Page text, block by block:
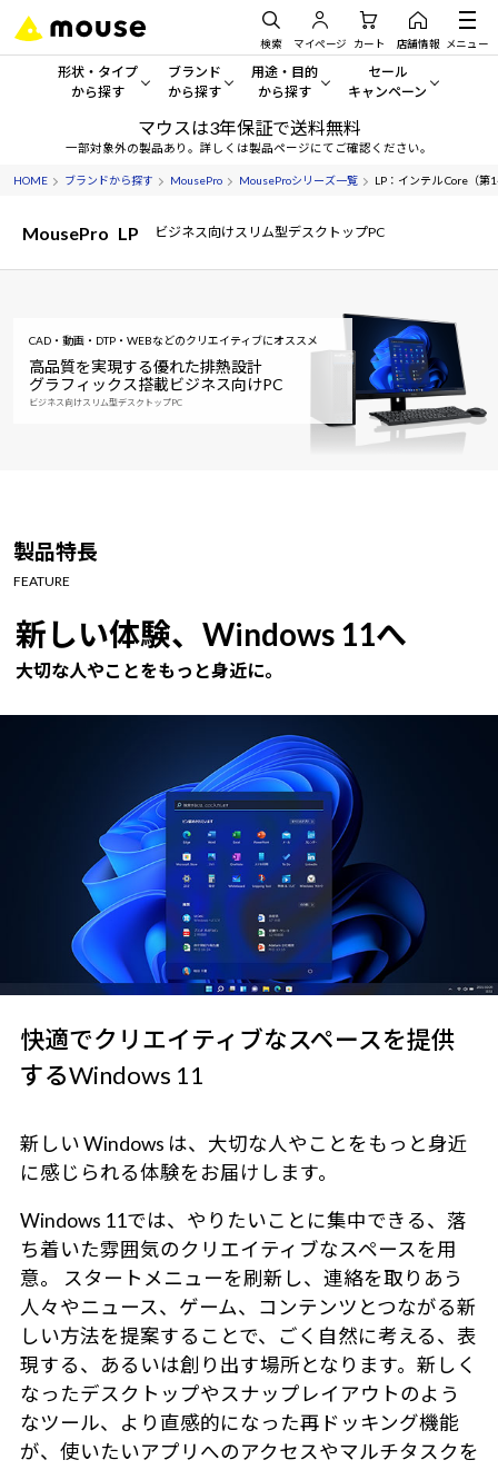
検索 マイページ カート 店舗情報 メニュー
形状・タイプ
から探す
形状・タイプから探す をすべてみる
デスクトップPC
ノートPC
サーバー
ワークステーション
ブランド
から探す
mouse
G TUNE
NEXTGEAR
MousePro
iiyama
用途・目的
から探す
一般向けパソコン
ゲーミングPC・ゲーム向けパソコン
クリエイティブ向け
学習向けパソコン
スペック/パーツ別
セール
キャンペーン
セール・キャンペー
期間限定セール
おすすめ目玉パソコン
今イチオシのパソコンをピ
Windows 11|Copilot+ PC
マウスは3年保証で送料無料
一部対象外の製品あり。詳しくは製品ページにてご確認ください。
HOME ブランドから探す MousePro MouseProシリーズ一覧 LP：インテル Core（第
MousePro LP ビジネス向けスリム型デスクトップPC
CAD・動画・DTP・WEBなどのクリエイティブにオススメ
高品質を実現する優れた排熱設計
グラフィックス搭載ビジネス向けPC
ビジネス向けスリム型デスクトップPC
製品特長
FEATURE
新しい体験、Windows 11へ
大切な人やことをもっと身近に。
快適でクリエイティブなスペースを提供
するWindows 11
新しい Windows は、大切な人やことをもっと身近
に感じられる体験をお届けします。
Windows 11では、やりたいことに集中できる、落
ち着いた雰囲気のクリエイティブなスペースを用
意。 スタートメニューを刷新し、連絡を取りあう
人々やニュース、ゲーム、コンテンツとつながる新
しい方法を提案することで、ごく自然に考える、表
現する、あるいは創り出す場所となります。新しく
なったデスクトップやスナップレイアウトのよう
なツール、より直感的になった再ドッキング機能
が、使いたいアプリへのアクセスやマルチタスクを